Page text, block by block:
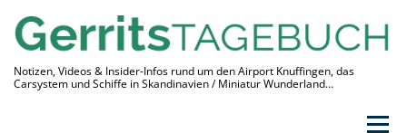
Inhalt
springen
Notizen, Videos & Insider-Infos rund um den Airport Knuffingen, das
Carsystem und Schiffe in Skandinavien / Miniatur Wunderland…
Menü